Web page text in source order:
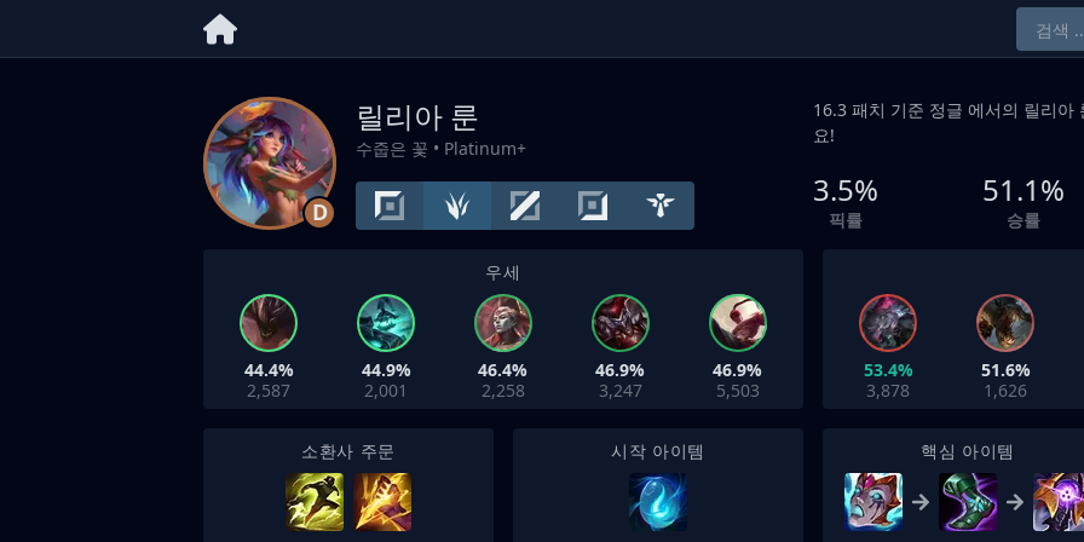
D
릴리아 룬
수줍은 꽃 • Platinum+
16.3 패치 기준 정글 에서의 릴리아
요!
3.5%
픽률
51.1%
승률
우세
44.4%
2,587
44.9%
2,001
46.4%
2,258
46.9%
3,247
46.9%
5,503
53.4%
3,878
51.6%
1,626
소환사 주문 시작 아이템 핵심 아이템